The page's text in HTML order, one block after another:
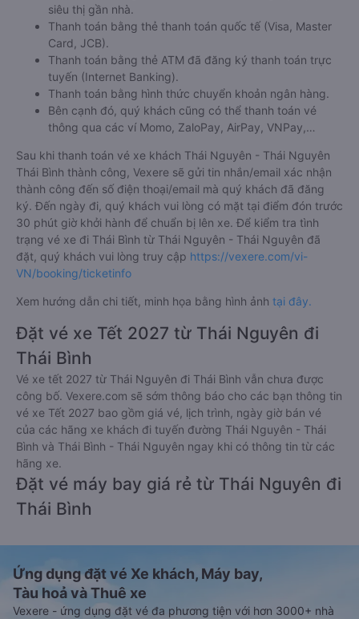
siêu thị gần nhà.
Thanh toán bằng thẻ thanh toán quốc tế (Visa, Master
Card, JCB).
Thanh toán bằng thẻ ATM đã đăng ký thanh toán trực
tuyến (Internet Banking).
Thanh toán bằng hình thức chuyển khoản ngân hàng.
Bên cạnh đó, quý khách cũng có thể thanh toán vé
thông qua các ví Momo, ZaloPay, AirPay, VNPay,…
Sau khi thanh toán vé xe khách Thái Nguyên - Thái Nguyên
Thái Bình thành công, Vexere sẽ gửi tin nhắn/email xác nhận
thành công đến số điện thoại/email mà quý khách đã đăng
ký. Đến ngày đi, quý khách vui lòng có mặt tại điểm đón trước
30 phút giờ khởi hành để chuẩn bị lên xe. Để kiểm tra tình
trạng vé xe đi Thái Bình từ Thái Nguyên - Thái Nguyên đã
đặt, quý khách vui lòng truy cập https://vexere.com/vi-
VN/booking/ticketinfo
Xem hướng dẫn chi tiết, minh họa bằng hình ảnh tại đây.
Đặt vé xe Tết 2027 từ Thái Nguyên đi
Thái Bình
Vé xe tết 2027 từ Thái Nguyên đi Thái Bình vẫn chưa được
công bố. Vexere.com sẽ sớm thông báo cho các bạn thông tin
vé xe Tết 2027 bao gồm giá vé, lịch trình, ngày giờ bán vé
của các hãng xe khách đi tuyến đường Thái Nguyên - Thái
Bình và Thái Bình - Thái Nguyên ngay khi có thông tin từ các
hãng xe.
Đặt vé máy bay giá rẻ từ Thái Nguyên đi
Thái Bình
Ứng dụng đặt vé Xe khách, Máy bay,
Tàu hoả và Thuê xe
Vexere - ứng dụng đặt vé đa phương tiện với hơn 3000+ nhà